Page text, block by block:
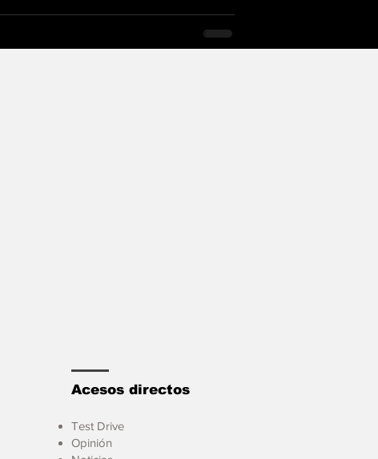
Acesos directos
Test Drive
Opinión